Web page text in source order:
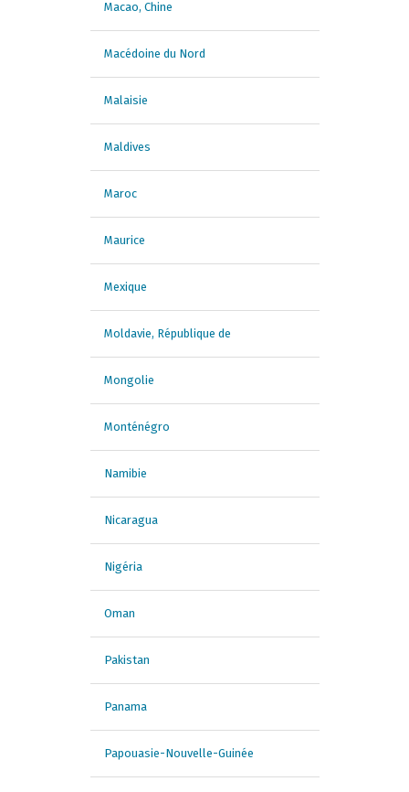
Macao, Chine
Macédoine du Nord
Malaisie
Maldives
Maroc
Maurice
Mexique
Moldavie, République de
Mongolie
Monténégro
Namibie
Nicaragua
Nigéria
Oman
Pakistan
Panama
Papouasie-Nouvelle-Guinée